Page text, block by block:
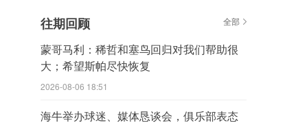
往期回顾 全部
蒙哥马利：稀哲和塞鸟回归对我们帮助很
大；希望斯帕尽快恢复
2026-08-06 18:51
海牛举办球迷、媒体恳谈会，俱乐部表态